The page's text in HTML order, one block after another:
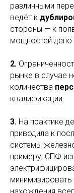
различными
ведёт к
стороны — к
мощностей
2.
рынке в случае
количества
квалификации.
3. На практике
приводила к
системы
примеру, СПФ